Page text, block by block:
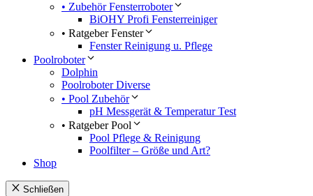
• Zubehör Fensterroboter
BiOHY Profi Fensterreiniger
• Ratgeber Fenster
Fenster Reinigung u. Pflege
Poolroboter
Dolphin
Poolroboter Diverse
• Pool Zubehör
pH Messgerät & Temperatur Test
• Ratgeber Pool
Pool Pflege & Reinigung
Poolfilter – Größe und Art?
Shop
Schließen